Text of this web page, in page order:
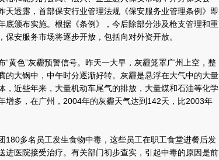
天透露，首部保安行业管理法规《保安服务业管理条例》即
底颁布实施。根据《条例》，今后除部分涉及枪支管理和重
保安服务市场将逐步开放，包括向对外资开放。
色”灰霾预警信号。昨天一大早，灰霾笼罩广州上空，整
的大锅中，中午时分逐渐好转。灰霾是悬浮在大气中的大量
，近些年来，大量机动车尾气的排放，大量煤和石油等化学
增多，在广州，2004年的灰霾天气达到142天，比2003年
多名员工发生食物中毒，这些员工在职工食堂进餐后发
进医院接受治疗。有关部门初步查实，引起中毒的原因是前